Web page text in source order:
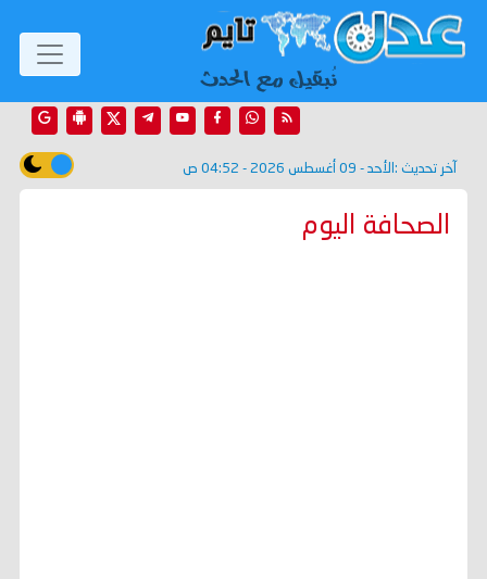
آخر تحديث : الأحد - 09 أغسطس 2026 - 04:52 ص
الصحافة اليوم